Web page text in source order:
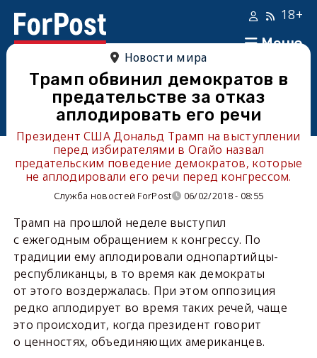
Меню
18+
Новости мира
Трамп обвинил демократов в
предательстве за отказ
аплодировать его речи
Президент США Дональд Трамп на выступлении
перед избирателями в Огайо назвал
предательским поведение демократов, которые
не аплодировали его речи перед конгрессом.
Служба новостей ForPost 06/02/2018 - 08:55
Трамп на прошлой неделе выступил
с ежегодным обращением к конгрессу. По
традиции ему аплодировали однопартийцы-
республиканцы, в то время как демократы
от этого воздержалась. При этом оппозиция
редко аплодирует во время таких речей, чаще
это происходит, когда президент говорит
о ценностях, объединяющих американцев.